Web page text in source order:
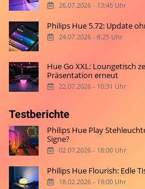
26.07.2026 - 13:45 Uhr
Philips Hue 5.72: Update
24.07.2026 - 8:25 Uhr
Hue Go XXL: Loungetisch
Präsentation erneut
22.07.2026 - 10:31 Uhr
Testberichte
Philips Hue Play
Signe?
02.07.2026 - 18:00 Uhr
Philips Hue Flourish: Edle
18.02.2026 - 19:00 Uhr